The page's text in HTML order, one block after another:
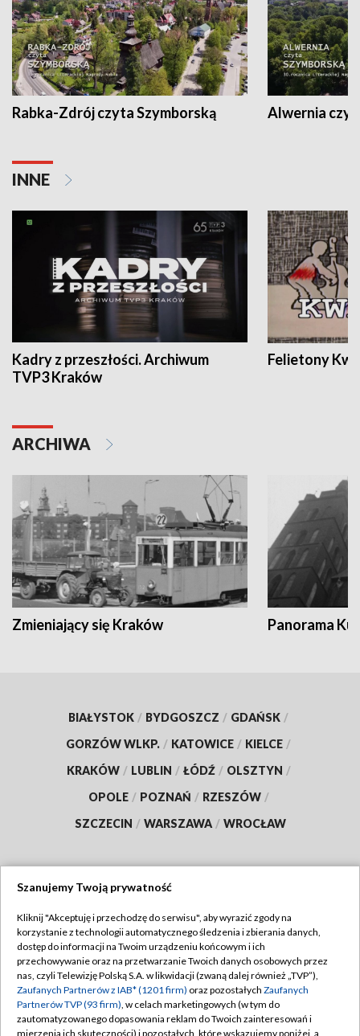
Rabka-Zdrój czyta Szymborską Alwernia
INNE
Kadry z przeszłości. Archiwum
TVP3 Kraków
Felietony
ARCHIWA
Zmieniający się Kraków Panorama
BIAŁYSTOK / BYDGOSZCZ / GDAŃSK /
GORZÓW WLKP. / KATOWICE / KIELCE /
KRAKÓW / LUBLIN / ŁÓDŹ / OLSZTYN /
OPOLE / POZNAŃ / RZESZÓW /
SZCZECIN / WARSZAWA / WROCŁAW
TVP
Abonament TVP
Emisja w TVP
Centrum informacji TVP
Regulamin TVP
Polityka prywatności
Moje zgody
Szanujemy Twoją prywatność
Kliknij "Akceptuję i przechodzę do serwisu", aby wyrazić zgody na
korzystanie z technologii automatycznego śledzenia i zbierania danych,
dostęp do informacji na Twoim urządzeniu końcowym i ich
przechowywanie oraz na przetwarzanie Twoich danych osobowych przez
nas, czyli Telewizję Polską S.A. w likwidacji (zwaną dalej również „TVP”),
Zaufanych Partnerów z IAB* (1201 firm) oraz pozostałych Zaufanych
Partnerów TVP (93 firm), w celach marketingowych (w tym do
zautomatyzowanego dopasowania reklam do Twoich zainteresowań i
mierzenia ich skuteczności) i pozostałych, które wskazujemy poniżej, a